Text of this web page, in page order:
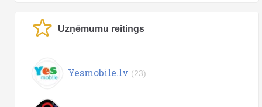
Uzņēmumu reitings
Yesmobile.lv (23)